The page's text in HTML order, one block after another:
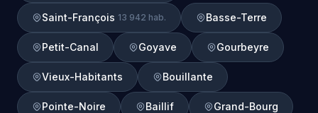
Saint-François 13 942 hab. Basse-Terre
Petit-Canal Goyave Gourbeyre
Vieux-Habitants Bouillante
Pointe-Noire Baillif Grand-Bourg